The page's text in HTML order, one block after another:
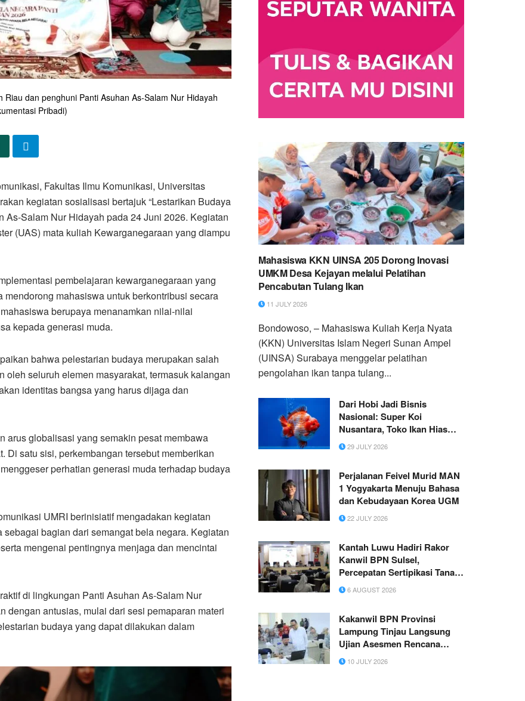
dan penghuni Panti Asuhan As-Salam Nur Hidayah
Pribadi)
Fakultas Ilmu Komunikasi, Universitas
kegiatan sosialisasi bertajuk “Lestarikan Budaya
Salam Nur Hidayah pada 24 Juni 2026. Kegiatan
(UAS) mata kuliah Kewarganegaraan yang diampu
pembelajaran kewarganegaraan yang
mahasiswa untuk berkontribusi secara
berupaya menanamkan nilai-nilai
kepada generasi muda.
bahwa pelestarian budaya merupakan salah
seluruh elemen masyarakat, termasuk kalangan
identitas bangsa yang harus dijaga dan
arus globalisasi yang semakin pesat membawa
satu sisi, perkembangan tersebut memberikan
perhatian generasi muda terhadap budaya
UMRI berinisiatif mengadakan kegiatan
bagian dari semangat bela negara. Kegiatan
mengenai pentingnya menjaga dan mencintai
di lingkungan Panti Asuhan As-Salam Nur
dengan antusias, mulai dari sesi pemaparan materi
budaya yang dapat dilakukan dalam
Mahasiswa KKN UINSA 205 Dorong Inovasi
UMKM Desa Kejayan melalui Pelatihan
Pencabutan Tulang Ikan
11 JULY 2026
Bondowoso, – Mahasiswa Kuliah Kerja Nyata
(KKN) Universitas Islam Negeri Sunan Ampel
(UINSA) Surabaya menggelar pelatihan
pengolahan ikan tanpa tulang...
Dari Hobi Jadi Bisnis
Nasional: Super Koi
Nusantara, Toko Ikan Hias
Asal Serpong yang Raih
Rating 5 Bintang dan
se-Indonesia (Ganti gambar
utama, bukan gambar logo,
brosur, tanpa ada tulisan)
(dilarang mencantumkan
29 JULY 2026
Perjalanan Feivel Murid MAN
1 Yogyakarta Menuju Bahasa
dan Kebudayaan Korea UGM
22 JULY 2026
Kantah Luwu Hadiri Rakor
Kanwil BPN Sulsel,
Percepatan Sertipikasi Tanah
Wakaf dan MBR Jadi Prioritas
6 AUGUST 2026
Kakanwil BPN Provinsi
Lampung Tinjau Langsung
Ujian Asesmen Rencana
Suksesi Jabatan
Administrator 2026
10 JULY 2026